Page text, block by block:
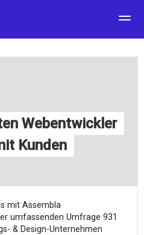
Blog
log in
sign up
Webentwickler
Kunden
mit Assembla
umfassenden Umfrage 931
& Design-Unternehmen